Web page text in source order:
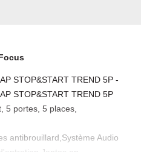
STOP&START TREND 5P -
STOP&START TREND 5P
5 portes, 5 places,
antibrouillard,Système Audio